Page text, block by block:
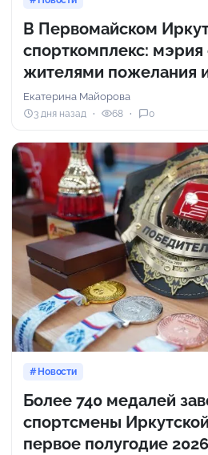
В Первомайском
спорткомплекс: мэрия
жителями пожелания
Екатерина Майорова
3 дня назад 68 0
Новости
Более 740 медалей
спортсмены
первое полугодие